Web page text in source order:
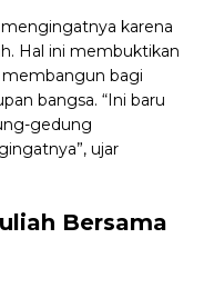
karena
Hal ini membuktikan
bagi
bangsa. “Ini baru
gedung
ujar
Bersama